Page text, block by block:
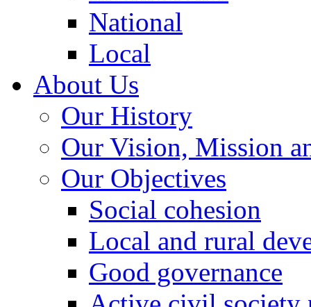
National
Local
About Us
Our History
Our Vision, Mission
Our Objectives
Social cohesion
Local and rural
Good governance